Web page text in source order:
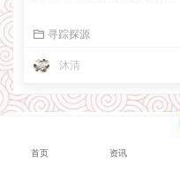
寻踪探源
沐清
猜你喜欢
首页 资讯